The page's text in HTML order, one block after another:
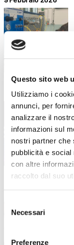
Questo sito web
Utilizziamo i
annunci, per
analizzare il
informazioni sul
nostri partner che
pubblicità e
con altre
raccolto dal suo
delNecessari
Preferenze
4 Febbraio 2026